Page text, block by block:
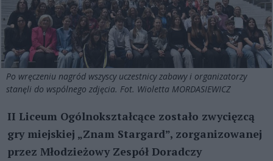
Po wręczeniu nagród wszyscy uczestnicy zabawy i organizatorzy
stanęli do wspólnego zdjęcia. Fot. Wioletta MORDASIEWICZ
II Liceum Ogólnokształcące zostało zwycięzcą
gry miejskiej „Znam Stargard”, zorganizowanej
przez Młodzieżowy Zespół Doradczy